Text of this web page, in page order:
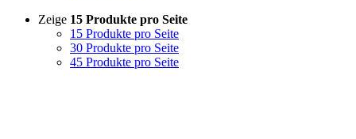
Zeige 15 Produkte pro Seite
15 Produkte pro Seite
30 Produkte pro Seite
45 Produkte pro Seite